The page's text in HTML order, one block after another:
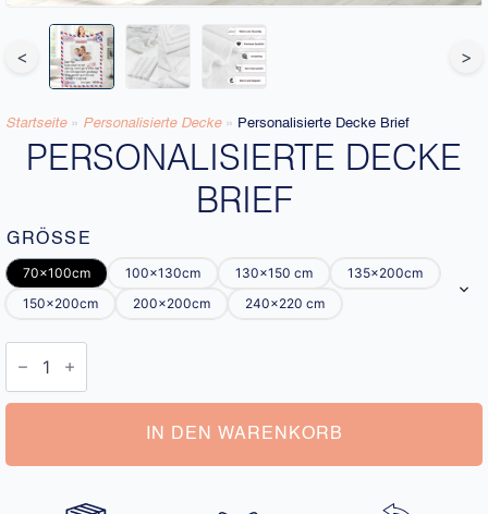
< >
Startseite » Personalisierte Decke​ » Personalisierte Decke Brief
PERSONALISIERTE DECKE
BRIEF
GRÖSSE
70x100cm 100x130cm 130x150 cm
135x200cm
150x200cm
200x200cm 240x220 cm
Personalisierte
Decke
Menge
IN DEN WARENKORB